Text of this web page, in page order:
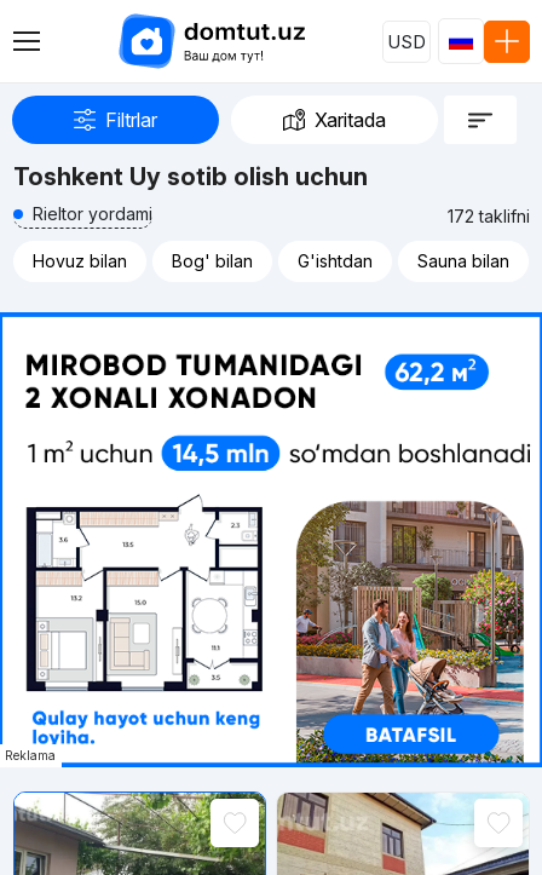
USD
Filtrlar Xaritada
Toshkent Uy sotib olish uchun
172 taklifni
Rieltor yordami
Hovuz bilan Bog' bilan G'ishtdan Sauna bilan
Reklama